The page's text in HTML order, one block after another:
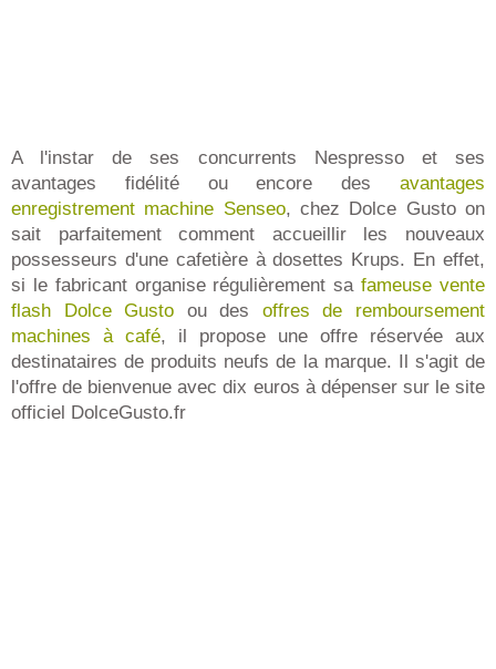
A l'instar de ses concurrents Nespresso et ses
avantages fidélité ou encore des avantages
enregistrement machine Senseo, chez Dolce Gusto on
sait parfaitement comment accueillir les nouveaux
possesseurs d'une cafetière à dosettes Krups. En effet,
si le fabricant organise régulièrement safameuse vente
flash Dolce Gusto ou des offres de remboursement
machines à café, il propose une offre réservée aux
destinataires de produits neufs de la marque. Il s'agit de
l'offre de bienvenue avec dix euros à dépenser sur le site
officiel DolceGusto.fr